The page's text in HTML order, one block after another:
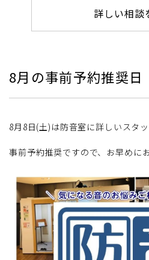
詳しい相談
8月の事前予約推奨日
8月8日(土)は防音室に詳しいスタ
事前予約推奨ですので、お早めに